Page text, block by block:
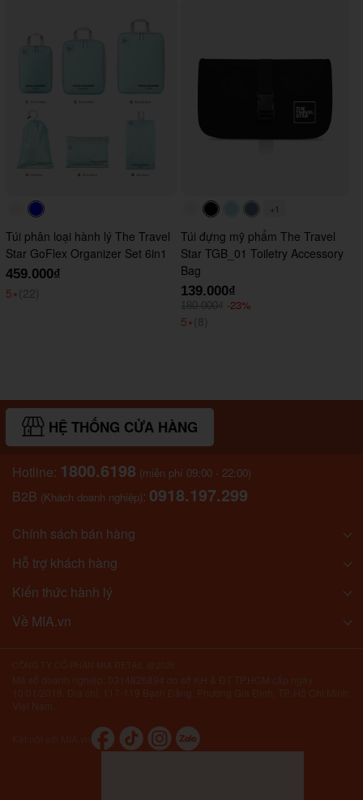
#faf0e6
Túi phân loại hành lý The Travel
Star GoFlex Organizer Set 6in1
459.000₫
5⭑ (22)
#faf0e6#000000#ADD8E6
#647290
+1
Túi đựng mỹ phẩm The Travel
Star TGB_01 Toiletry Accessory
Bag
139.000₫
180.000₫ -23%
5⭑ (8)
HỆ THỐNG CỬA HÀNG
Hotline: 1800.6198 (miễn phí 09:00 - 22:00)
B2B (Khách doanh nghiệp): 0918.197.299
Chính sách bán hàng
Hỗ trợ khách hàng
Kiến thức hành lý
Về MIA.vn